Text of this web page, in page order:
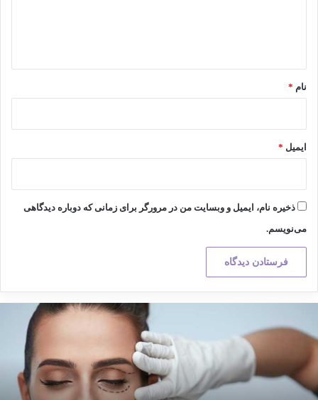
نام *
ایمیل *
ذخیره نام، ایمیل و وبسایت من در مرورگر برای زمانی که دوباره دیدگاهی
می‌نویسم.
مهم
جراحی
پلاستیک